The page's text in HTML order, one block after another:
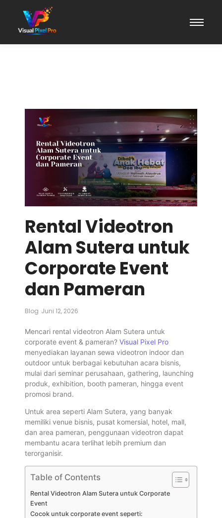
Rental Videotron
Alam Sutera untuk
Corporate Event
dan Pameran
Blog Juni 12, 2026
Mencari rental videotron Alam Sutera untuk
corporate event & pameran? Visual Pixel Pro
menyediakan layanan sewa videotron indoor dan
outdoor untuk berbagai kebutuhan acara bisnis,
mulai dari seminar perusahaan, gathering, launching
produk, exhibition, booth pameran, hingga event
promosi brand.
Untuk area seperti Alam Sutera, yang banyak
memiliki venue bisnis, pusat komersial, hotel, mall,
dan area pameran, penggunaan videotron dapat
membantu acara terlihat lebih premium dan
terorganisir.
Table of Contents
Rental Videotron Alam Sutera untuk Corporate
Event
Cocok untuk corporate event seperti: